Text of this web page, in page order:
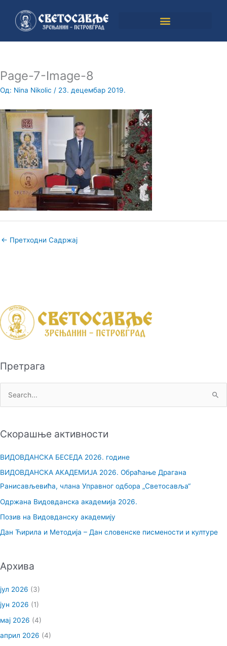
садржај
Page-7-Image-8
Од: Nina Nikolic / 23. децембар 2019.
← Претходни Садржај
Претрага
т
з
а
:
Скорашње активности
ВИДОВДАНСКА БЕСЕДА 2026. године
ВИДОВДАНСКА АКАДЕМИЈА 2026. Обраћање Драгана
Ранисављевића, члана Управног одбора „Светосавља“
Одржана Видовданска академија 2026.
Позив на Видовданску академију
Дан Ћирила и Методија – Дан словенске писмености и културе
Архива
јул 2026 (3)
јун 2026 (1)
мај 2026 (4)
април 2026 (4)